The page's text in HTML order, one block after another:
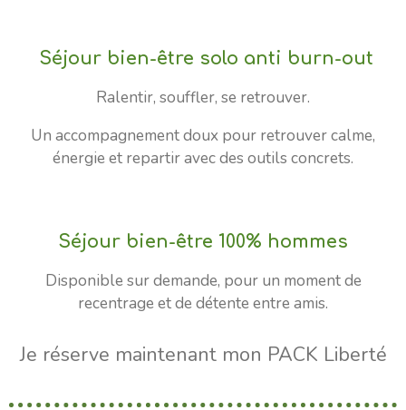
Séjour bien-être solo anti burn-out
Ralentir, souffler, se retrouver.
Un accompagnement doux pour retrouver calme,
énergie et repartir avec des outils concrets.
Séjour bien-être 100% hommes
Disponible sur demande, pour un moment de
recentrage et de détente entre amis.
Je réserve maintenant mon PACK Liberté